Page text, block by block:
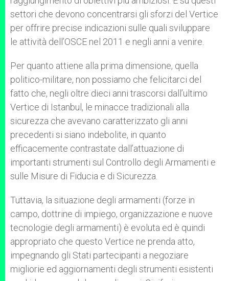
settori che devono concentrarsi gli sforzi del Vertice
per offrire precise indicazioni sulle quali sviluppare
le attività dell’OSCE nel 2011 e negli anni a venire.
Per quanto attiene alla prima dimensione, quella
politico-militare, non possiamo che felicitarci del
fatto che, negli oltre dieci anni trascorsi dall’ultimo
Vertice di Istanbul, le minacce tradizionali alla
sicurezza che avevano caratterizzato gli anni
precedenti si siano indebolite, in quanto
efficacemente contrastate dall’attuazione di
importanti strumenti sul Controllo degli Armamenti e
sulle Misure di Fiducia e di Sicurezza.
Tuttavia, la situazione degli armamenti (forze in
campo, dottrine di impiego, organizzazione e nuove
tecnologie degli armamenti) è evoluta ed è quindi
appropriato che questo Vertice ne prenda atto,
impegnando gli Stati partecipanti a negoziare
migliorie ed aggiornamenti degli strumenti esistenti